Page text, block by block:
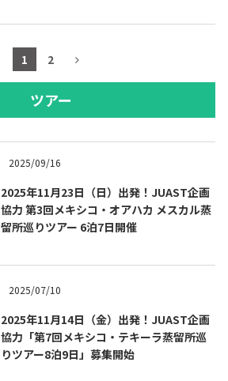
1 2
ツアー
2025/09/16
2025年11月23日（日）出発！JUAST企画
協力 第3回メキシコ・オアハカ メスカル蒸
留所巡りツアー 6泊7日開催
2025/07/10
2025年11月14日（金）出発！JUAST企画
協力「第7回メキシコ・テキーラ蒸留所巡
りツアー8泊9日」募集開始